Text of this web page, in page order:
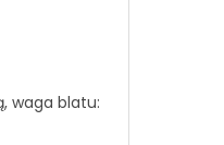
waga blatu: